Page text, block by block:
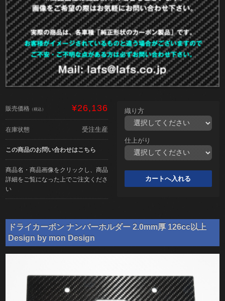
販売価格 （税込） ¥26,136
在庫状態 受注生産
この商品のお問い合わせはこちら
商品名・商品画像をクリックし、商品
詳細をご覧になった上でご注文くださ
い
織り方
仕上がり
ドライカーボン ナンバーホルダー 2.0mm厚 126cc以上
Design by mon Design